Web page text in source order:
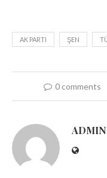
AK PARTI ŞEN
0 comments
ADMIN